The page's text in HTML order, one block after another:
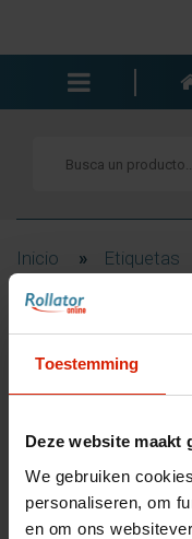
Toestemming
Deze website maakt
We gebruiken
personaliseren, om
en om ons
Sillas de ruedas
Carros de la compra
Baño y dormitorio
Accesorios
Componentes
Blogs
Contacto
nl
fr es
Inicio » Etiquetas
Filtrar
Productos
como